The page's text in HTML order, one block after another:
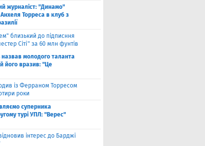
журналіст: "Динамо"
Торреса в клуб з
близький до підписння
Сіті" за 60 млн фунтів
назвав молодого таланта
його вразив: "Це
із Ферраном Торресом
роки
суперника
турі УПЛ: "Верес"
інтерес до Барджі